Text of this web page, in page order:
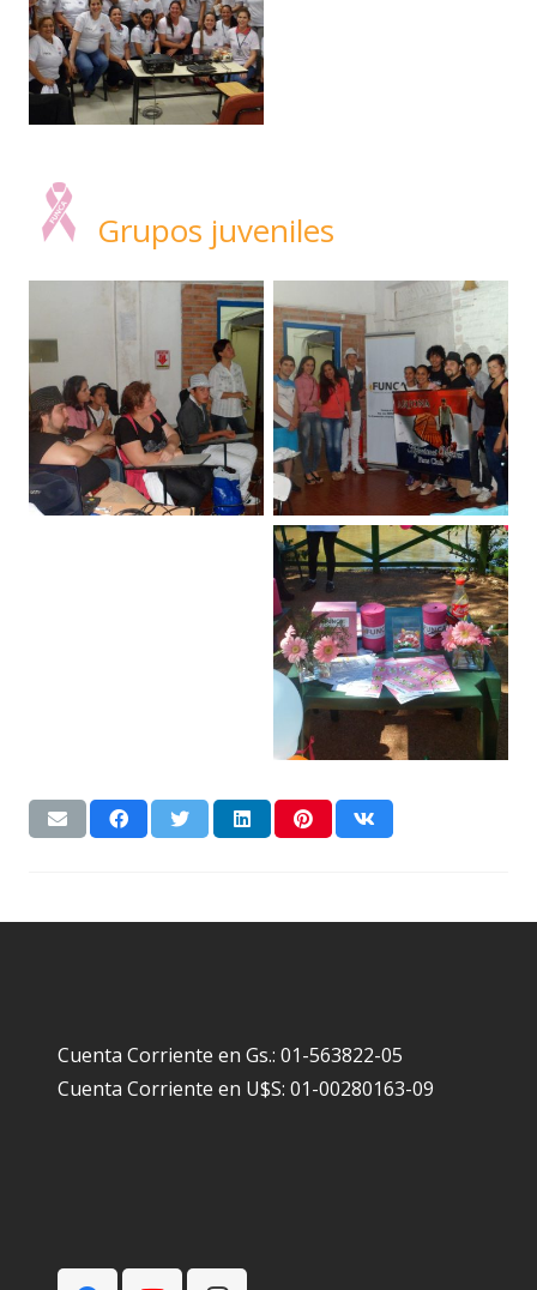
Grupos juveniles
Cuenta Corriente en Gs.: 01-563822-05
Cuenta Corriente en U$S: 01-00280163-09